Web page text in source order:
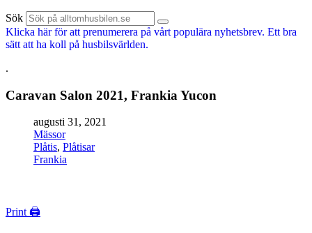
Sök
Klicka här för att prenumerera på vårt populära nyhetsbrev. Ett bra
sätt att ha koll på husbilsvärlden.
.
Caravan Salon 2021, Frankia Yucon
augusti 31, 2021
Mässor
Plåtis, Plåtisar
Frankia
Print 🖨